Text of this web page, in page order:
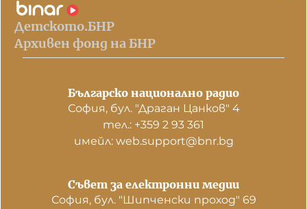
Детското.БНР
Архивен фонд на БНР
Българско национално радио
София, бул. "Драган Цанков" 4
тел.: +359 2 93 361
имейл: web.support@bnr.bg
Съвет за електронни медии
София, бул. "Шипченски проход" 69